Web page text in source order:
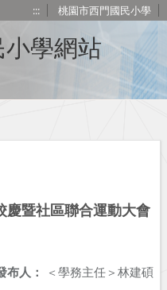
::: 桃園市西門國民小學
慶暨社區聯合運動大會
布人： ＜學務主任＞林建碩